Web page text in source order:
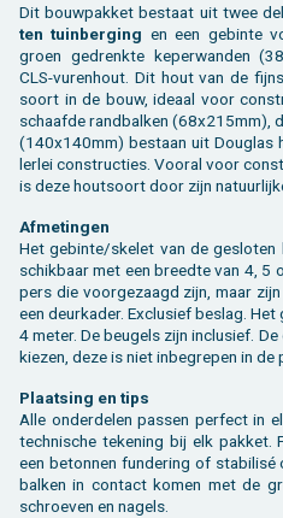
Dit bouw­pak­ket be­staat uit twee
ten tuin­ber­ging en een ge­bin­te
groen ge­drenk­te ke­per­wan­den
CLS-vu­ren­hout. Dit hout van de
soort in de bouw, ide­aal voor
schaaf­de rand­bal­ken (68x215mm),
(140x140mm) be­staan uit Dou­g­las
ler­lei con­struc­ties. Voor­al voor
is deze hout­soort door zijn
Af­me­tin­gen
Het ge­bin­te/ske­let van de
schik­baar met een breed­te van 4,
pers die voor­ge­zaagd zijn, maar
een deur­ka­der. Ex­clu­sief be­slag.
4 meter. De beu­gels zijn in­clu­sief.
kie­zen, deze is niet in­be­gre­pen in de
Plaat­sing en tips
Alle on­der­de­len pas­sen per­fect in
tech­ni­sche te­ke­ning bij elk
een be­ton­nen fun­de­ring of
bal­ken in con­tact komen met de
schroe­ven en na­gels.